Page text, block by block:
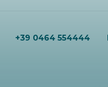
+39 0464 554444